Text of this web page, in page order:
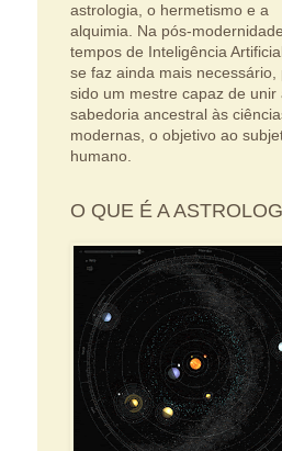
astrologia, o hermetismo e a
alquimia. Na pós-
tempos de Inteligência
se faz ainda mais necessário,
sido um mestre capaz de unir
sabedoria ancestral às
modernas, o objetivo ao
humano.
O QUE É A